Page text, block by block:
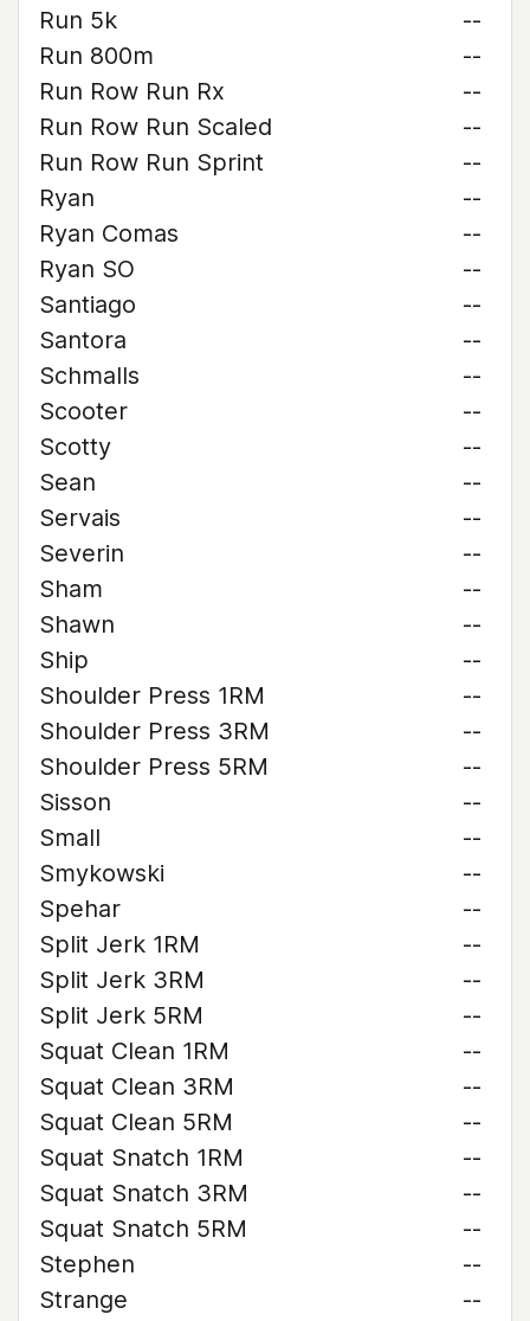
Run 5k
--
Run 800m
--
Run Row Run Rx
--
Run Row Run Scaled
--
Run Row Run Sprint
--
Ryan
--
Ryan Comas
--
Ryan SO
--
Santiago
--
Santora
--
Schmalls
--
Scooter
--
Scotty
--
Sean
--
Servais
--
Severin
--
Sham
--
Shawn
--
Ship
--
Shoulder Press 1RM
--
Shoulder Press 3RM
--
Shoulder Press 5RM
--
Sisson
--
Small
--
Smykowski
--
Spehar
--
Split Jerk 1RM
--
Split Jerk 3RM
--
Split Jerk 5RM
--
Squat Clean 1RM
--
Squat Clean 3RM
--
Squat Clean 5RM
--
Squat Snatch 1RM
--
Squat Snatch 3RM
--
Squat Snatch 5RM
--
Stephen
--
Strange
--